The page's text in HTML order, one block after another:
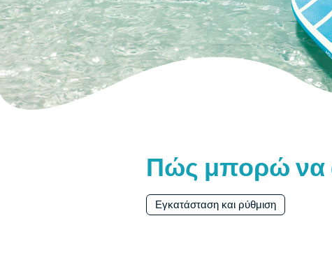
Πώς μπορώ να
Εγκατάσταση και ρύθμιση